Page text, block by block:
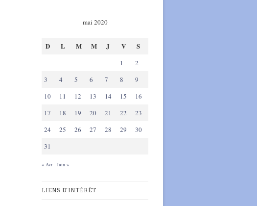
mai 2020
D L M M J V S
1
2
3
4 5 6 7 8
9
10
11 12 13 14 15
16
17
18 19 20 21 22
23
24
25 26 27 28 29
30
31
« Avr Juin »
LIENS D'INTÉRÊT